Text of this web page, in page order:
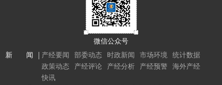
微信公众号
新 闻
产经要闻 部委动态 时政新闻 市场环境
统计数据
政策动态
产经评论 产经分析 产经预警
海外产经
快讯